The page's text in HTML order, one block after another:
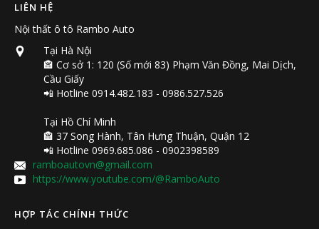
LIÊN HỆ
Nội thất ô tô Rambo Auto
Tại Hà Nội
🏤 Cơ sở 1: 120 (Số mới 83) Phạm Văn Đồng, Mai Dịch,
Cầu Giấy
📲 Hotline 0914.482.183 - 0986.527.526
Tại Hồ Chí Minh
🏤 37 Song Hành, Tân Hưng Thuận, Quận 12
📲 Hotline 0969.685.086 - 0902398589
ramboautovn@gmail.com
https://www.youtube.com/@RamboAuto
HỢP TÁC CHÍNH THỨC